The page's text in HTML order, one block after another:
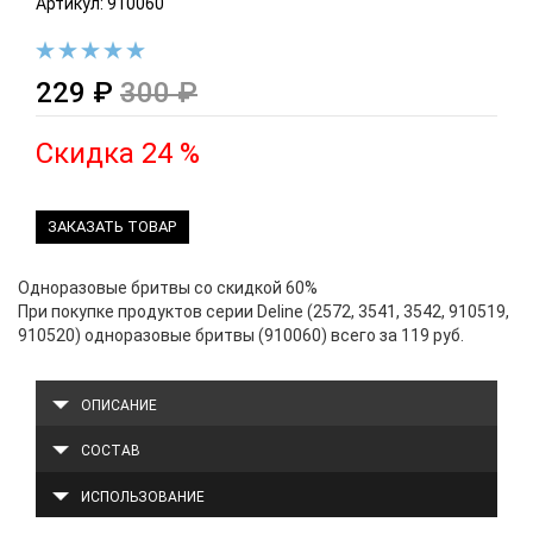
229 ₽ 300 ₽
Скидка 24 %
ЗАКАЗАТЬ ТОВАР
Одноразовые бритвы со скидкой 60%
При покупке продуктов серии Deline (2572, 3541, 3542, 910519,
910520) одноразовые бритвы (910060) всего за 119 руб.
ОПИСАНИЕ
СОСТАВ
ИСПОЛЬЗОВАНИЕ